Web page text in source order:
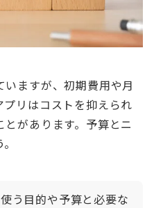
ますが、初期費用や月
リはコストを抑えられ
があります。予算とニ
う目的や予算と必要な